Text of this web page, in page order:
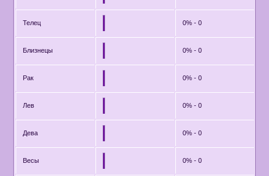
Телец 0% - 0
Близнецы 0% - 0
Рак 0% - 0
Лев 0% - 0
Дева 0% - 0
Весы 0% - 0